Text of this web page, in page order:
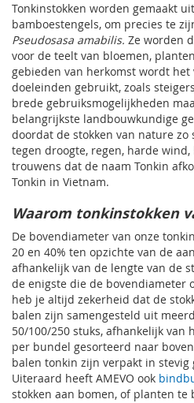
Tonkinstokken worden gemaakt
bamboestengels, om precies te
Pseudosasa amabilis. Ze worden
voor de teelt van bloemen,
gebieden van herkomst wordt het
doeleinden gebruikt, zoals
brede gebruiksmogelijkheden
belangrijkste landbouwkundige
doordat de stokken van nature zo
tegen droogte, regen, harde
trouwens dat de naam Tonkin
Tonkin in Vietnam.
Waarom tonkinstokken
De bovendiameter van onze
20 en 40% ten opzichte van de
afhankelijk van de lengte van de
de enigste die de bovendiameter
heb je altijd zekerheid dat de
balen zijn samengesteld uit
50/100/250 stuks, afhankelijk van
per bundel gesorteerd naar
balen tonkin zijn verpakt in stevig
Uiteraard heeft AMEVO ook
stokken aan bomen, of planten te